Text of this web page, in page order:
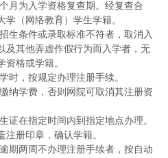
月为入学资格复查期。经复查合
（网络教育）学生学籍。
生条件或录取标准不符者，取消入
及其他弄虚作假行为而入学者，无
格或学籍。
时，按规定办理注册手续。
纳学费，否则网院可取消其注册资
证在指定时间内到指定地点办理。
册印章，确认学籍。
期两周不办理注册手续者，按自动